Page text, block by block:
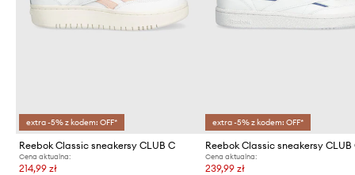
extra -5% z kodem: OFF*
Reebok Classic sneakersy CLUB C
Cena aktualna:
214,99 zł
extra -5% z kodem: OFF*
Reebok Classic sneakersy CLUB
Cena aktualna:
239,99 zł